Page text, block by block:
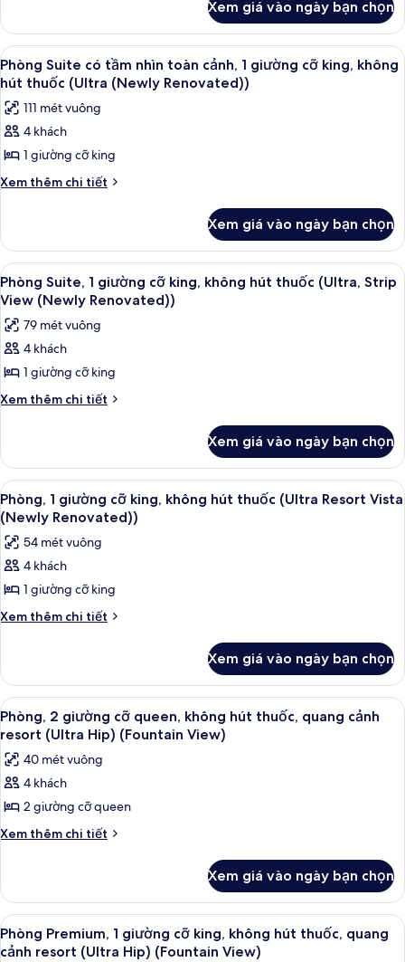
king,
không
hút
thuốc,
quang
cảnh
thành
(Boulevard)
Phòng
Suite,
1
giường
king,
không
thuốc,
quang
cảnh
(Boulevard)
Xem giá vào ngày bạn chọn
Xem
tất
cả
ảnh
Phòng
Suite
có
toàn
cảnh,
1
giường
cỡ
king,
không
thuốc
Renovated))
Bộ đồ giường cao cấp, két bảo mật
4
Phòng Suite có tầm nhìn toàn cảnh, 1 giường cỡ king, không
hút thuốc (Ultra (Newly Renovated))
111 mét vuông
4 khách
1 giường cỡ king
Xem thêm chi tiết
Chi
Phòng
Suite
có
tầm
toàn
cảnh,
giường
cỡ
king,
thuốc
(Ultra
(Newly
Renovated))
Xem giá vào ngày bạn chọn
Xem
tất
cả
ảnh
Phòng
Suite,
1
king,
không
hút
thuốc
(Ultra,
Strip
View
Renovated))
Bộ đồ giường cao cấp, két bảo mật
5
Phòng Suite, 1 giường cỡ king, không hút thuốc (Ultra, Strip
View (Newly Renovated))
79 mét vuông
4 khách
1 giường cỡ king
Xem thêm chi tiết
Chi
Phòng
Suite,
1
giường
cỡ
king,
không
thuốc
(Ultra,
Strip
Renovated))
Xem giá vào ngày bạn chọn
Xem
tất
cả
ảnh
Phòng,
1
giường
không
hút
thuốc
(Ultra
Resort
Vista
(Newly
Phòng, 1 giường cỡ king, không hút
6
Phòng, 1 giường cỡ king, không hút thuốc (Ultra Resort Vista
(Newly Renovated))
54 mét vuông
4 khách
1 giường cỡ king
Xem thêm chi tiết
Chi
Phòng,
giường
cỡ
không
hút
(Ultra
Resort
Vista
Xem giá vào ngày bạn chọn
Xem
tất
cả
ảnh
Phòng,
2
giường
không
hút
thuốc,
quang
Bộ đồ giường cao cấp, két bảo mật
6
Phòng, 2 giường cỡ queen, không hút thuốc, quang cảnh
resort (Ultra Hip) (Fountain View)
40 mét vuông
4 khách
2 giường cỡ queen
Xem thêm chi tiết
Chi
Phòng,
giường
cỡ
Xem giá vào ngày bạn chọn
Xem
tất
Bộ đồ giường cao cấp, két bảo mật
5
Phòng Premium, 1 giường cỡ king, không hút thuốc, quang
cảnh resort (Ultra Hip) (Fountain View)